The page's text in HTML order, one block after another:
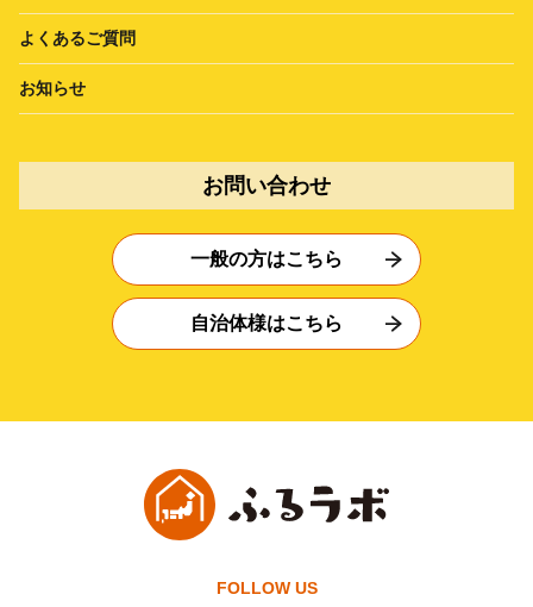
よくあるご質問
お知らせ
お問い合わせ
一般の方はこちら
自治体様はこちら
FOLLOW US